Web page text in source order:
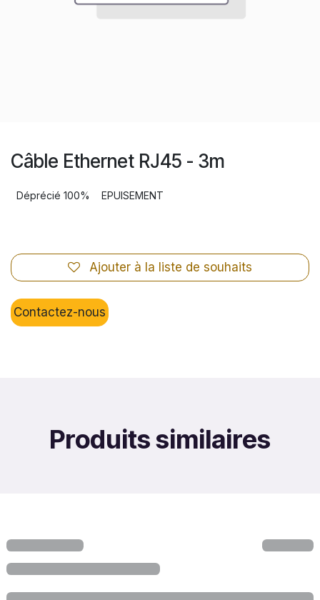
Câble Ethernet RJ45 - 3m
Déprécié 100% EPUISEMENT
Ajouter à la liste de souhaits
Contactez-nous
Produits similaires